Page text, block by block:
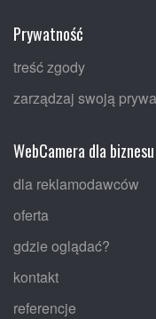
Prywatność
treść zgody
zarządzaj swoją
WebCamera dla biznesu
dla reklamodawców
oferta
gdzie oglądać?
kontakt
referencje